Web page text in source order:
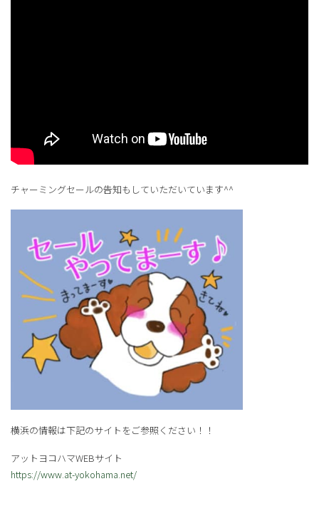
チャーミングセールの告知もしていただいています^^
横浜の情報は下記のサイトをご参照ください！！
アットヨコハマWEBサイト
https://www.at-yokohama.net/